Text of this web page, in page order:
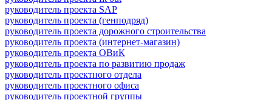
руководитель проекта SAP
руководитель проекта (генподряд)
руководитель проекта дорожного строительства
руководитель проекта (интернет-магазин)
руководитель проекта ОВиК
руководитель проекта по развитию продаж
руководитель проектного отдела
руководитель проектного офиса
руководитель проектной группы